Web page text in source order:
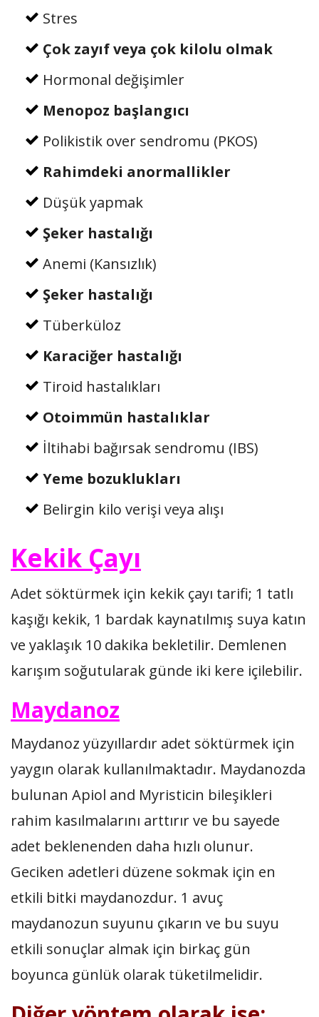
Stres
Çok zayıf veya çok kilolu olmak
Hormonal değişimler
Menopoz başlangıcı
Polikistik over sendromu (PKOS)
Rahimdeki anormallikler
Düşük yapmak
Şeker hastalığı
Anemi (Kansızlık)
Şeker hastalığı
Tüberküloz
Karaciğer hastalığı
Tiroid hastalıkları
Otoimmün hastalıklar
İltihabi bağırsak sendromu (IBS)
Yeme bozuklukları
Belirgin kilo verişi veya alışı
Kekik Çayı
Adet söktürmek için kekik çayı tarifi; 1 tatlı
kaşığı kekik, 1 bardak kaynatılmış suya katın
ve yaklaşık 10 dakika bekletilir. Demlenen
karışım soğutularak günde iki kere içilebilir.
Maydanoz
Maydanoz yüzyıllardır adet söktürmek için
yaygın olarak kullanılmaktadır. Maydanozda
bulunan Apiol and Myristicin bileşikleri
rahim kasılmalarını arttırır ve bu sayede
adet beklenenden daha hızlı olunur.
Geciken adetleri düzene sokmak için en
etkili bitki maydanozdur. 1 avuç
maydanozun suyunu çıkarın ve bu suyu
etkili sonuçlar almak için birkaç gün
boyunca günlük olarak tüketilmelidir.